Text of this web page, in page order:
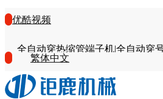
优酷视频
全自动穿热缩管端子机|全自动穿
繁体中文